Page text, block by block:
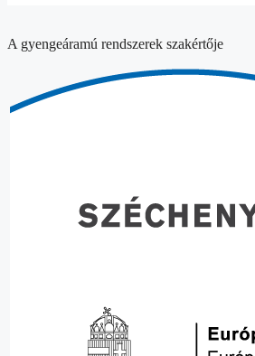
A gyengeáramú rendszerek szakértője